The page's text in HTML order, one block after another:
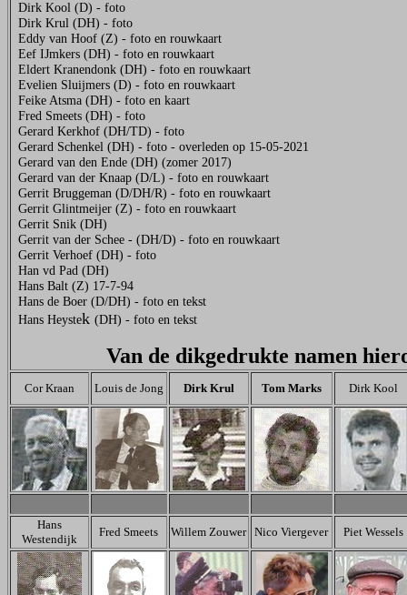
Dirk Kool (D) - foto
Dirk Krul (DH) - foto
Eddy van Hoof (Z) - foto en rouwkaart
Eef IJmkers (DH) - foto en rouwkaart
Eldert Kranendonk (DH) - foto en rouwkaart
Evelien Sluijmers (D) - foto en rouwkaart
Feike Atsma (DH) - foto en kaart
Fred Smeets (DH) - foto
Gerard Kerkhof (DH/TD) - foto
Gerard Schenkel (DH) - foto - overleden op 15-05-2021
Gerard van den Ende (DH) (zomer 2017)
Gerard van der Knaap (D/L) - foto en rouwkaart
Gerrit Bruggeman (D/DH/R) - foto en rouwkaart
Gerrit Glintmeijer (Z) - foto en rouwkaart
Gerrit Snik (DH)
Gerrit van der Schee - (DH/D) - foto en rouwkaart
Gerrit Verhoef (DH) - foto
Han vd Pad (DH)
Hans Balt (Z) 17-7-94
Hans de Boer (D/DH) - foto en tekst
Hans Heystek(DH) - foto en tekst
Van de dikgedrukte namen
Cor Kraan Louis de Jong Dirk Krul Tom Marks Dirk Kool
Hans
Westendijk
Fred Smeets Willem Zouwer Nico Viergever Piet Wessels